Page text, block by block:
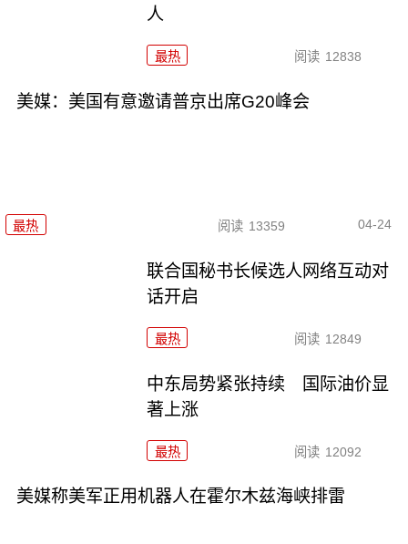
人
最热 阅读 12838
美媒：美国有意邀请普京出席G20峰会
最热 阅读 13359 04-24
联合国秘书长候选人网络互动对
话开启
最热 阅读 12849
中东局势紧张持续 国际油价显
著上涨
最热 阅读 12092
美媒称美军正用机器人在霍尔木兹海峡排雷